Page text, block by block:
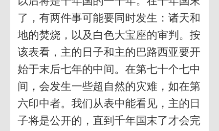
了，有两件事可能要同时发生：诸天和
地的焚烧，以及白色大宝座的审判。按
该表看，主的日子和主的巴路西亚要开
始于末后七年的中间。在第七十个七中
间，会发生一些超自然的灾难，如在第
六印中者。我们从表中能看见，主的日
子将是公开的，直到千年国末了才会完